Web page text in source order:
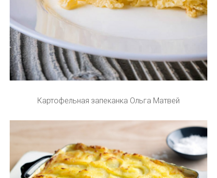
Картофельная запеканка Ольга Матвей